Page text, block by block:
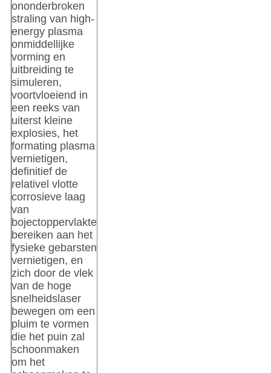
ononderbroken
straling van high-
energy plasma
onmiddellijke
vorming en
uitbreiding te
simuleren,
voortvloeiend in
een reeks van
uiterst kleine
explosies, het
formating plasma
vernietigen,
definitief de
relativel vlotte
corrosieve laag
van
bojectoppervlakte
bereiken aan het
fysieke gebarsten
vernietigen, en
zich door de vlek
van de hoge
snelheidslaser
bewegen om een
pluim te vormen
die het puin zal
schoonmaken
om het